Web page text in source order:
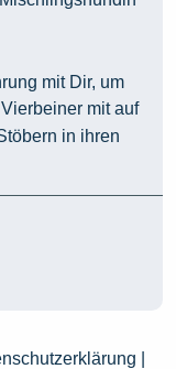
mit Dir, um
mit auf
in ihren